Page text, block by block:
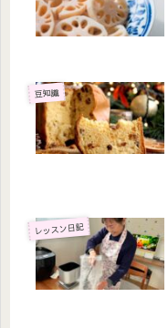
豆知識
レッスン日記